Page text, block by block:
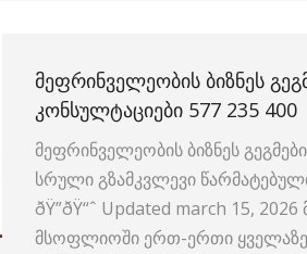
ᲛᲔᲤᲠᲘᲜᲕᲔᲚᲔᲝᲑᲘᲡ ᲑᲘᲖᲜᲔᲡ
ᲙᲝᲜᲡᲣᲚᲢᲐᲪᲘᲔᲑᲘ 577 235 400
მეფრინველეობის ბიზნეს
სრული გზამკვლევი
ðŸ”ðŸ“ˆ Updated march 15,
მსოფლიოში ერთ-ერთი